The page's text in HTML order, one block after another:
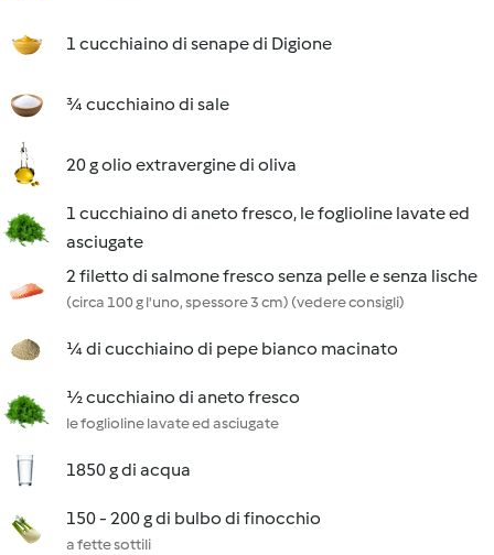
1 cucchiaino di senape di Digione
¾ cucchiaino di sale
20 g olio extravergine di oliva
1 cucchiaino di aneto fresco, le foglioline lavate ed
asciugate
2 filetto di salmone fresco senza pelle e senza lische
(circa 100 g l'uno, spessore 3 cm) (vedere consigli)
¼ di cucchiaino di pepe bianco macinato
½ cucchiaino di aneto fresco
le foglioline lavate ed asciugate
1850 g di acqua
150 - 200 g di bulbo di finocchio
a fette sottili